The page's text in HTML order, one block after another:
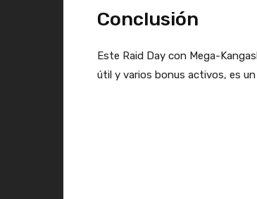
Conclusión
Este Raid Day con Mega-
útil y varios bonus activos, es